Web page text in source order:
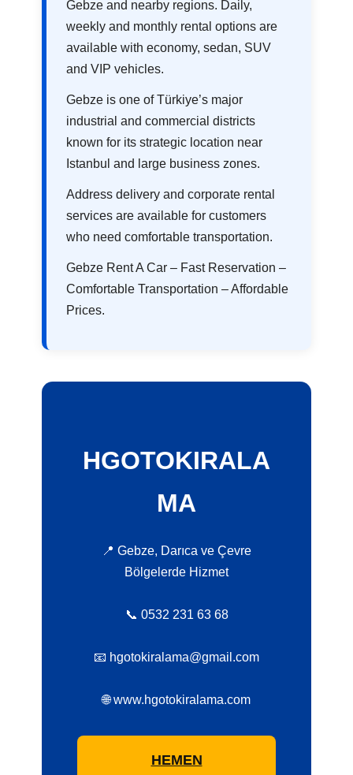
Gebze and nearby regions. Daily,
weekly and monthly rental options are
available with economy, sedan, SUV
and VIP vehicles.
Gebze is one of Türkiye’s major
industrial and commercial districts
known for its strategic location near
Istanbul and large business zones.
Address delivery and corporate rental
services are available for customers
who need comfortable transportation.
Gebze Rent A Car – Fast Reservation –
Comfortable Transportation – Affordable
Prices.
HGOTOKIRALA
MA
📍 Gebze, Darıca ve Çevre
Bölgelerde Hizmet
📞 0532 231 63 68
📧 hgotokiralama@gmail.com
🌐 www.hgotokiralama.com
HEMEN